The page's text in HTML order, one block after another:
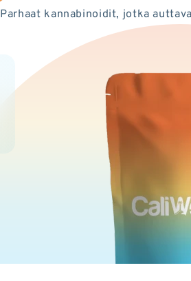
Parhaat kannabinoidit, jotka